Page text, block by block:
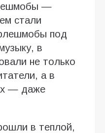
—
стали
под
в
не только
а в
— даже
в теплой,